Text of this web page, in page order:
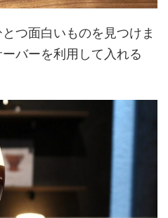
つ面白いものを見つけま
バーを利用して入れる